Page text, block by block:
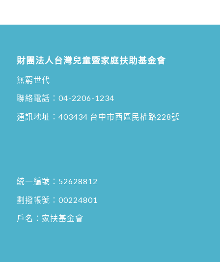
財團法人台灣兒童暨家庭扶助基金會
無窮世代
聯絡電話： 04-2206-1234
通訊地址： 403434 台中市西區民權路228號
統一編號：52628812
劃撥帳號：00224801
戶名：家扶基金會